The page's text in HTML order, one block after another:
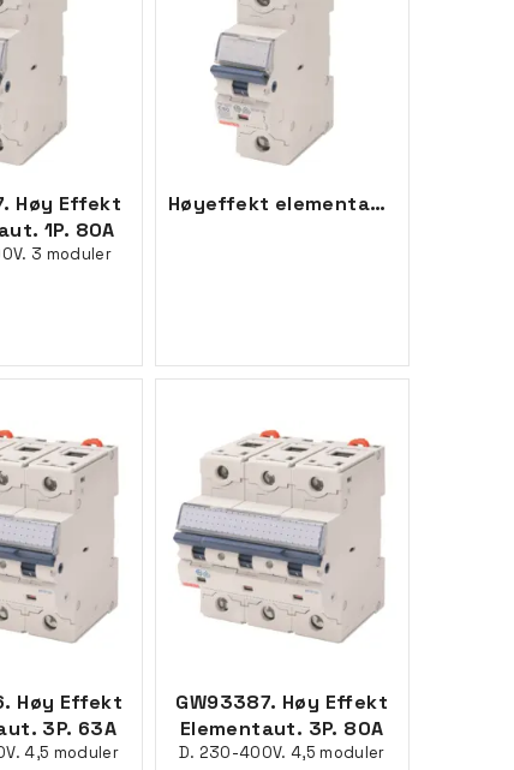
Høy Effekt
1P. 80A
3 moduler
Høyeffekt elementautomat, 1P C100, 1,5M
Høy Effekt
3P. 63A
4,5 moduler
GW93387. Høy Effekt
Elementaut. 3P. 80A
D. 230-400V. 4,5 moduler